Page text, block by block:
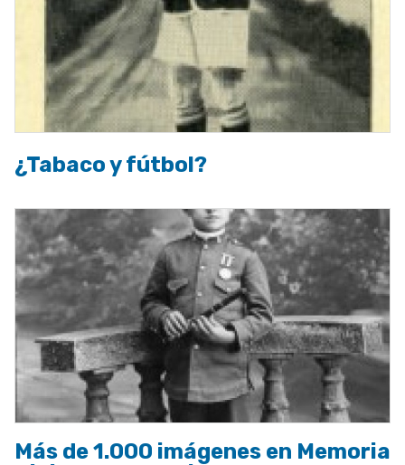
¿Tabaco y fútbol?
Más de 1.000 imágenes en Memoria